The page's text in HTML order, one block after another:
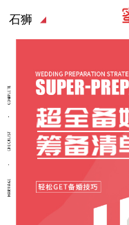
石狮